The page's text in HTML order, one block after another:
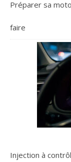
Préparer sa
faire
Injection à